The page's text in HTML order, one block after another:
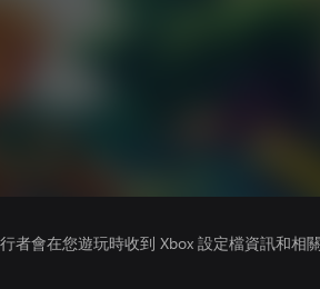
者會在您遊玩時收到 Xbox 設定檔資訊和相